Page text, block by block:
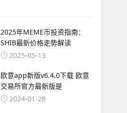
2025年MEME币投资指南：
SHIB最新价格走势解读
2025-05-13
欧意app新版v6.4.0下载 欧意
交易所官方最新版是
2024-01-28